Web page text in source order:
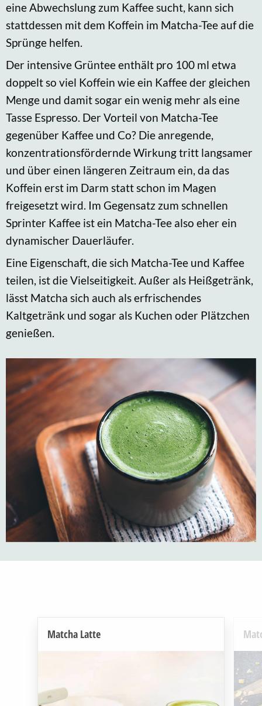
eine Abwechslung zum Kaffee sucht, kann sich
stattdessen mit dem Koffein im Matcha-Tee auf die
Sprünge helfen.
Der intensive Grüntee enthält pro 100 ml etwa
doppelt so viel Koffein wie ein Kaffee der gleichen
Menge und damit sogar ein wenig mehr als eine
Tasse Espresso. Der Vorteil von Matcha-Tee
gegenüber Kaffee und Co? Die anregende,
konzentrationsfördernde Wirkung tritt langsamer
und über einen längeren Zeitraum ein, da das
Koffein erst im Darm statt schon im Magen
freigesetzt wird. Im Gegensatz zum schnellen
Sprinter Kaffee ist ein Matcha-Tee also eher ein
dynamischer Dauerläufer.
Eine Eigenschaft, die sich Matcha-Tee und Kaffee
teilen, ist die Vielseitigkeit. Außer als Heißgetränk,
lässt Matcha sich auch als erfrischendes
Kaltgetränk und sogar als Kuchen oder Plätzchen
genießen.
Matcha Latte